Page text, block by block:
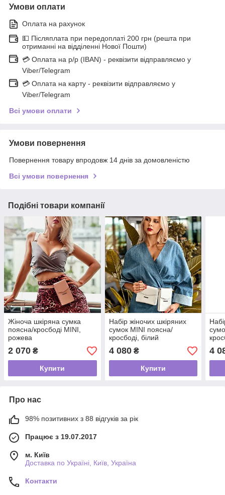
Умови оплати
Оплата на рахунок
💵 Післяплата при передоплаті 200 грн (решта при
отриманні на відділенні Нової Пошти)
💳 Оплата на р/р (IBAN) - реквізити відправляємо у
Viber/Telegram
💳 Оплата на карту - реквізити відправляємо у
Viber/Telegram
Всі умови оплати
Умови повернення
Повернення товару впродовж 14 днів за домовленістю
Всі умови повернення
Подібні товари компанії
Жіноча шкіряна сумка
поясна/кросбоді MINI,
рожева
2 070 ₴
Купити
Набір жіночих шкіряних
сумок MINI поясна/
кросбоді, білий
4 080₴
Купити
4
Про нас
98% позитивних з 88 відгуків за рік
Працює з 19.07.2017
м. Київ
Доставка по Україні, Київ, Україна
Контакти